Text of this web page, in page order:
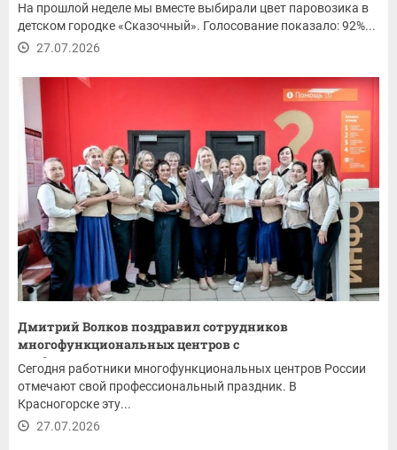
На прошлой неделе мы вместе выбирали цвет паровозика в
детском городке «Сказочный». Голосование показало: 92%...
27.07.2026
Дмитрий Волков поздравил сотрудников
многофункциональных центров с
профессиональным...
Сегодня работники многофункциональных центров России
отмечают свой профессиональный праздник. В
Красногорске эту...
27.07.2026